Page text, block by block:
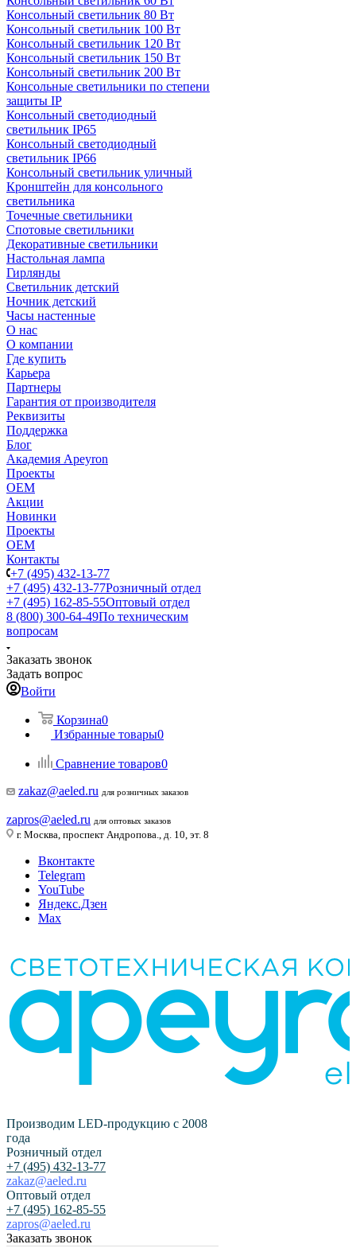
Консольный светильник 80 Вт
Консольный светильник 100 Вт
Консольный светильник 120 Вт
Консольный светильник 150 Вт
Консольный светильник 200 Вт
Консольные светильники по степени
защиты IP
Консольный светодиодный
светильник IP65
Консольный светодиодный
светильник IP66
Консольный светильник уличный
Кронштейн для консольного
светильника
Точечные светильники
Спотовые светильники
Декоративные светильники
Настольная лампа
Гирлянды
Светильник детский
Ночник детский
Часы настенные
О нас
О компании
Где купить
Карьера
Партнеры
Гарантия от производителя
Реквизиты
Поддержка
Блог
Академия Apeyron
Проекты
ОЕМ
Акции
Новинки
Проекты
ОЕМ
Контакты
+7 (495) 432-13-77
+7 (495) 432-13-77Розничный отдел
+7 (495) 162-85-55Оптовый отдел
8 (800) 300-64-49По техническим
вопросам
Заказать звонок
Задать вопрос
Войти
Корзина0
Избранные товары0
Сравнение товаров0
zakaz@aeled.ru для розничных заказов
zapros@aeled.ru для оптовых заказов
г. Москва, проспект Андропова., д. 10, эт. 8
Вконтакте
Telegram
YouTube
Яндекс.Дзен
Max
Производим LED-продукцию с 2008
года
Розничный отдел
+7 (495) 432-13-77
zakaz@aeled.ru
Оптовый отдел
+7 (495) 162-85-55
zapros@aeled.ru
Заказать звонок